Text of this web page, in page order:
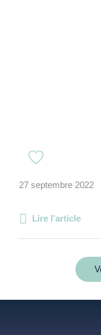
27 septembre 2022
Lire l'article